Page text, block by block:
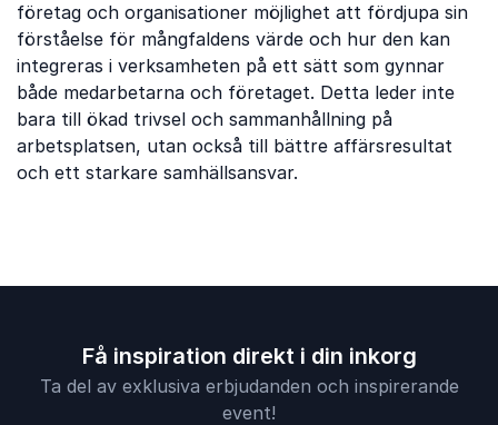
företag och organisationer möjlighet att fördjupa sin
förståelse för mångfaldens värde och hur den kan
integreras i verksamheten på ett sätt som gynnar
både medarbetarna och företaget. Detta leder inte
bara till ökad trivsel och sammanhållning på
arbetsplatsen, utan också till bättre affärsresultat
och ett starkare samhällsansvar.
Få inspiration direkt i din inkorg
Ta del av exklusiva erbjudanden och inspirerande
event!